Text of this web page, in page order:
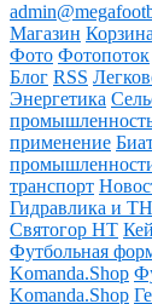
Магазин
Фото Фотопоток
Блог RSS
Энергетика
применение
транспорт
Гидравлика и
Святогор НТ
Футбольная
Komanda.Shop
Komanda.Shop